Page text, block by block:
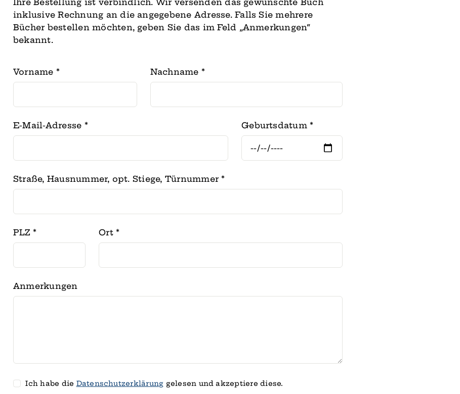
inklusive Rechnung an die angegebene Adresse. Falls Sie mehrere
Bücher bestellen möchten, geben Sie das im Feld „Anmerkungen“
bekannt.
Vorname * Nachname *
E-Mail-Adresse * Geburtsdatum*
Straße, Hausnummer, opt. Stiege, Türnummer*
PLZ * Ort*
Anmerkungen
Ich habe die Datenschutz­erklärung gelesen und akzeptiere diese.